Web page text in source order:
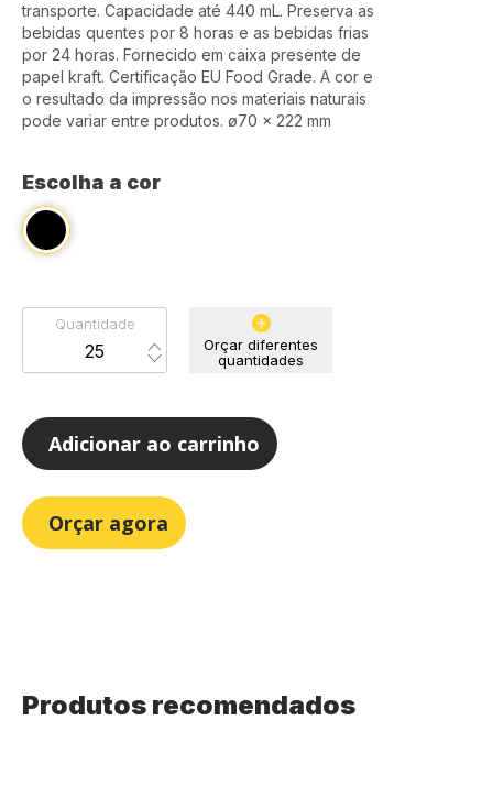
transporte. Capacidade até 440 mL. Preserva as
bebidas quentes por 8 horas e as bebidas frias
por 24 horas. Fornecido em caixa presente de
papel kraft. Certificação EU Food Grade. A cor e
o resultado da impressão nos materiais naturais
pode variar entre produtos. ø70 x 222 mm
Escolha a cor
Quantidade
Orçar diferentes
quantidades
Adicionar ao carrinho
Orçar agora
Produtos recomendados